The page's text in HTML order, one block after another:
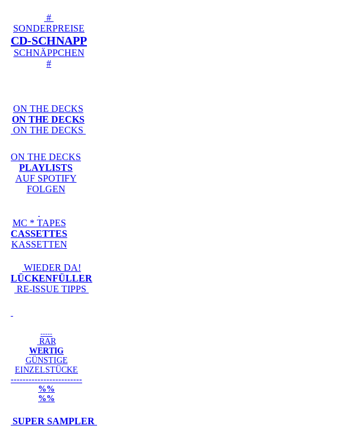
#
SONDERPREISE
CD-SCHNAPP
SCHNÄPPCHEN
#
ON THE DECKS
ON THE DECKS
ON THE DECKS
ON THE DECKS
PLAYLISTS
AUF SPOTIFY
FOLGEN
MC * TAPES
CASSETTES
KASSETTEN
WIEDER DA!
LÜCKENFÜLLER
RE-ISSUE TIPPS
-----
RAR
WERTIG
GÜNSTIGE
EINZELSTÜCKE
------------------------
%%
%%
SUPER SAMPLER